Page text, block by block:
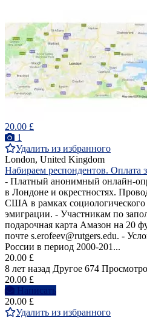
20.00 £
1
Удалить из избранного
London, United Kingdom
Набираем респондентов. Оплата
- Платный анонимный онлайн-
в Лондоне и окрестностях.
США в рамках социологического
эмиграции. - Участникам по
подарочная карта Амазон на 20
почте s.erofeev@rutgers.edu. -
России в период 2000-201...
20.00 £
8 лет назад Другое 674
20.00 £
Написать
20.00 £
Удалить из избранного